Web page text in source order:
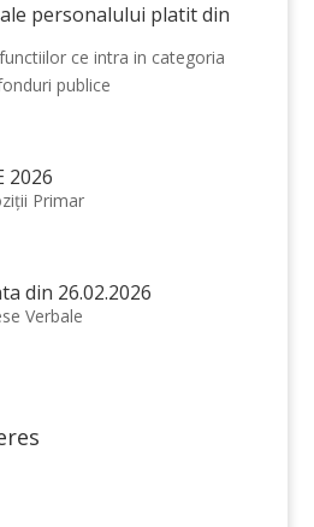
personalului platit din
ce intra in categoria
publice
2026
Primar
din 26.02.2026
Verbale